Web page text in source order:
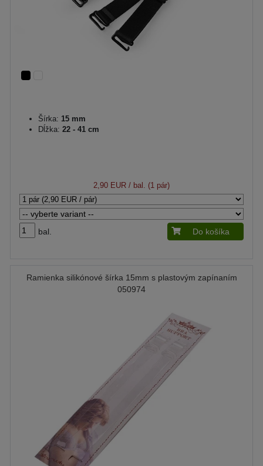
Šírka: 15 mm
Dĺžka: 22 - 41 cm
2,90 EUR / bal. (1 pár)
bal. Do košíka
Ramienka silikónové šírka 15mm s plastovým zapínaním
050974